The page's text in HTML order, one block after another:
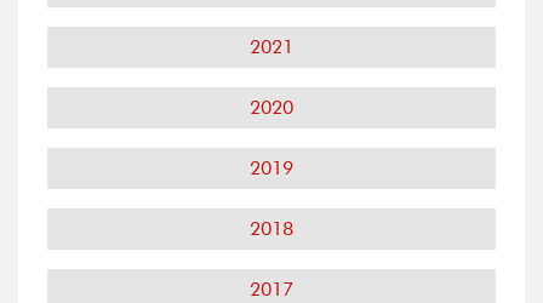
2021
2020
2019
2018
2017